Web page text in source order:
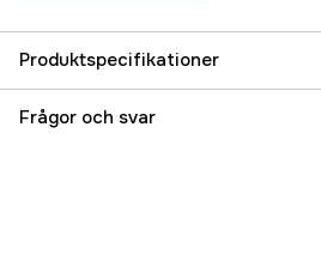
Produktspecifikationer
Beteslängd
Frågor och svar